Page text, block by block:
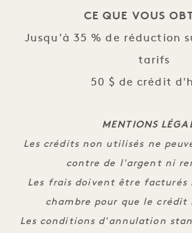
CE QUE VOUS
Jusqu'à 35 % de réduction
tarifs
50 $ de crédit
MENTIONS
Les crédits non utilisés ne
contre de l'argent ni
Les frais doivent être facturés
chambre pour que le crédit
Les conditions d'annulation